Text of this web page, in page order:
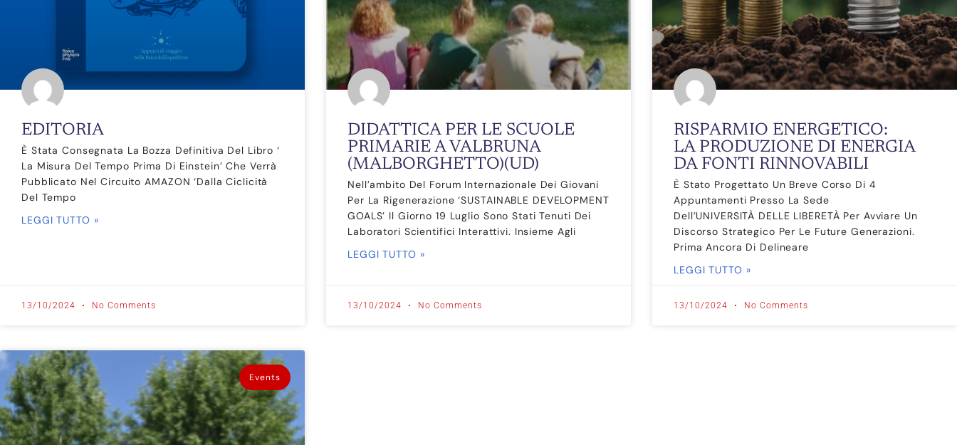
EDITORIA
È Stata Consegnata La Bozza Definitiva Del Libro ‘
La Misura Del Tempo Prima Di Einstein’ Che Verrà
Pubblicato Nel Circuito AMAZON ‘Dalla Ciclicità
Del Tempo
LEGGI TUTTO »
13/10/2024 No Comments
DIDATTICA PER LE SCUOLE
PRIMARIE A VALBRUNA
(MALBORGHETTO)(UD)
Nell’ambito Del Forum Internazionale Dei Giovani
Per La Rigenerazione ‘SUSTAINABLE DEVELOPMENT
GOALS’ Il Giorno 19 Luglio Sono Stati Tenuti Dei
Laboratori Scientifici Interattivi. Insieme Agli
LEGGI TUTTO »
13/10/2024 No Comments
RISPARMIO ENERGETICO:
LA PRODUZIONE DI ENERGIA
DA FONTI RINNOVABILI
È Stato Progettato Un Breve Corso Di 4
Appuntamenti Presso La Sede
Dell’UNIVERSITÀ DELLE LIBERETÀ Per Avviare Un
Discorso Strategico Per Le Future Generazioni.
Prima Ancora Di Delineare
LEGGI TUTTO »
13/10/2024 No Comments
Events